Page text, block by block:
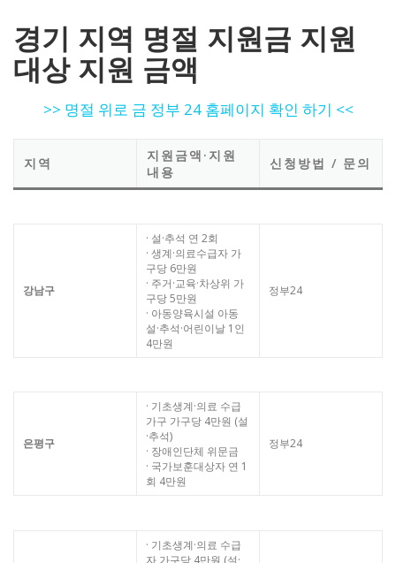
경기 지역 명절 지원금 지원
대상 지원 금액
>> 명절 위로 금 정부 24 홈페이지 확인 하기 <<
지역
지원금액·지원
내용
신청방법 / 문의
강남구
· 설·추석 연 2회
· 생계·의료수급자 가
구당 6만원
· 주거·교육·차상위 가
구당 5만원
· 아동양육시설 아동
설·추석·어린이날 1인
4만원
정부24
은평구
· 기초생계·의료 수급
가구 가구당 4만원 (설
·추석)
· 장애인단체 위문금
· 국가보훈대상자 연 1
회 4만원
정부24
· 기초생계·의료 수급
자 가구당 4만원 (설·